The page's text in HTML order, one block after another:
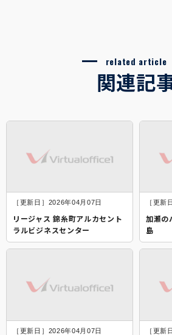
related article
関連記
［更新日］2026年04月07日
リージャス 錦糸町アルカセント
ラルビジネスセンター
［更新
加瀬の
島
［更新日］2026年04月07日 ［更新